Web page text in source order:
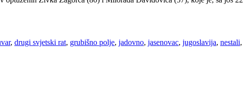
, drugi svjetski rat, grubišno polje, jadovno, jasenovac, jugoslavija, nestali,